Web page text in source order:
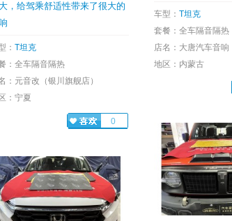
，给驾乘舒适性带来了很大的
： T坦克
：全车隔音隔热
：元音改（银川旗舰店）
：宁夏
0
车型： T坦克
套餐：全车隔音隔热
店名：大唐汽车音响
地区：内蒙古